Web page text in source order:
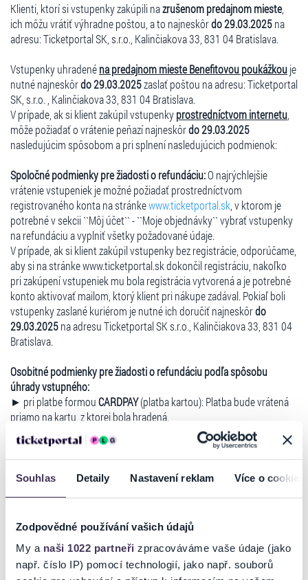
Souhlas Detaily Nastavení reklam Více o cookies
Zodpovědné používání vašich údajů
My a naši 1022 partneři zpracováváme vaše údaje (jako
např. číslo IP) pomocí technologií, jako např. souborů
Klienti, ktorí si vstupenky zakúpili nazrušenom predajnom mieste,
ich môžu vrátiť výhradne poštou, a to najneskôrdo 29.03.2025na
adresu: Ticketportal SK, s.r.o., Kalinčiakova 33, 831 04 Bratislava.
Vstupenky uhradenéna predajnom mieste Benefitovou poukážkouje
nutné najneskôrdo 29.03.2025zaslať poštou na adresu: Ticketportal
SK, s.r.o. , Kalinčiakova 33, 831 04 Bratislava.
V prípade, ak si klient zakúpil vstupenkyprostredníctvom internetu
môže požiadať o vrátenie peňazí najneskôrdo 29.03.2025
nasledujúcim spôsobom a pri splnení nasledujúcich podmienok:
Spoločné podmienky pre žiadosti o refundáciu:O najrýchlejšie
vrátenie vstupeniek je možné požiadať prostredníctvom
registrovaného konta na stránkewww.ticketportal.sk , v ktorom je
potrebné v sekcii ``Môj účet`` - ``Moje objednávky`` vybrať vstupenky
na refundáciu a vyplniť všetky požadované údaje.
V prípade, ak si klient zakúpil vstupenky bez registrácie, odporúčame,
aby si na stránke www.ticketportal.sk dokončil registráciu, nakoľko
pri zakúpení vstupeniek mu bola registrácia vytvorená a je potrebné
konto aktivovať mailom, ktorý klient pri nákupe zadával. Pokiaľ boli
vstupenky zaslané kuriérom je nutné ich doručiť najneskôrdo
29.03.2025na adresu Ticketportal SK s.r.o., Kalinčiakova 33, 831 04
Bratislava.
Osobitné podmienky pre žiadosti o refundáciu podľa spôsobu
úhrady vstupného:
► pri platbe formouCARDPAY(platba kartou): Platba bude vrátená
priamo na kartu, z ktorej bola hradená.
► pri platbe formou
(napr.: SporoPay, ČSOBpay,
TatraPay, ePlatby VÚB, ...): Platba bude prevedená v prospech účtu,
ktorý klient vyplní v sekcii ``Žiadosť o refundáciu`` v časti ``Spôsob
refundácie``.
klientovi pripíše body na jeho konto.
► pri platbe
Darčekovou poukážkou Ticketportal, respektíve iným
typom poukážky, ktorú je možné využiť na zakúpenie vstupeniek v
sieti Ticketportal(prípadný doplatok kartou): Platba bude prevedená